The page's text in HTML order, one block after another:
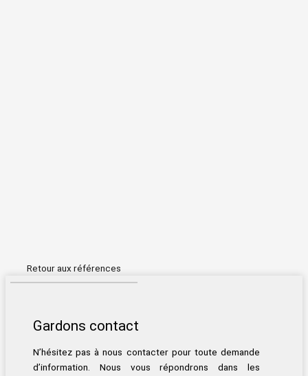
Retour aux références
Gardons contact
N’hésitez pas à nous contacter pour toute demande
d’information. Nous vous répondrons dans les